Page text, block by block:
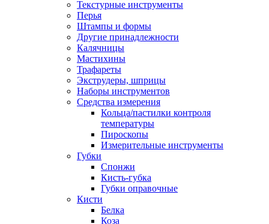
Текстурные инструменты
Перья
Штампы и формы
Другие принадлежности
Калячницы
Мастихины
Трафареты
Экструдеры, шприцы
Наборы инструментов
Средства измерения
Кольца/пастилки контроля
температуры
Пироскопы
Измерительные инструменты
Губки
Спонжи
Кисть-губка
Губки оправочные
Кисти
Белка
Коза